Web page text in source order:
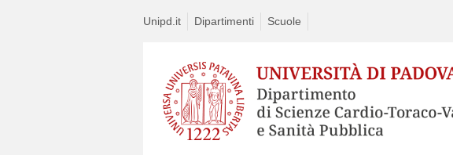
Unipd.it Dipartimenti Scuole